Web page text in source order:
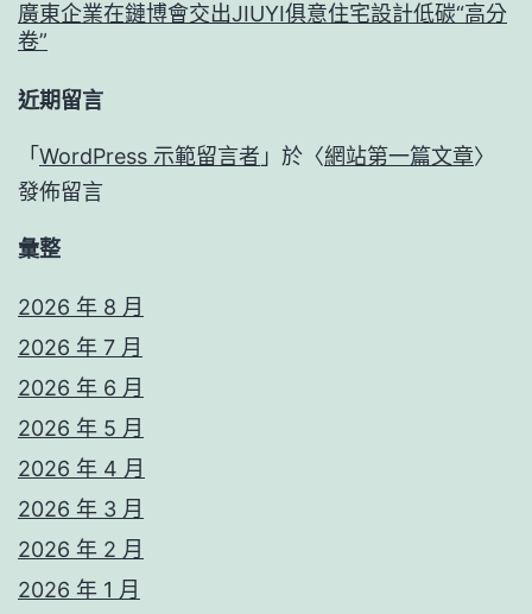
廣東企業在鏈博會交出JIUYI俱意住宅設計低碳“高分
卷”
近期留言
「 WordPress 示範留言者 」於〈網站第一篇文章〉
發佈留言
彙整
2026 年 8 月
2026 年 7 月
2026 年 6 月
2026 年 5 月
2026 年 4 月
2026 年 3 月
2026 年 2 月
2026 年 1 月